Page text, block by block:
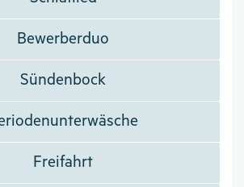
Bewerberduo
Sündenbock
Freifahrt